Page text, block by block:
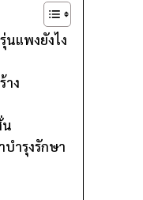
นแพงยังไง
าง
น
ำรุงรักษา